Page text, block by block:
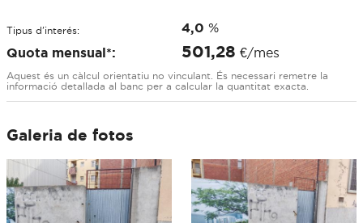
Tipus d'interés: 4,0 %
Quota mensual*:
501,28 €/mes
Aquest és un càlcul orientatiu no vinculant. És necessari remetre la
informació detallada al banc per a calcular la quantitat exacta.
Galeria de fotos